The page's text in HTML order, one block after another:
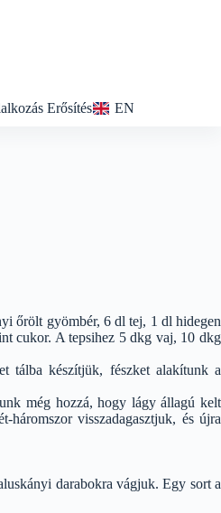
Erősítés EN
őrölt gyömbér, 6 dl tej, 1 dl hidegen
cukor. A tepsihez 5 dkg vaj, 10 dkg
tálba készítjük, fészket alakítunk a
még hozzá, hogy lágy állagú kelt
visszadagasztjuk, és újra
darabokra vágjuk. Egy sort a